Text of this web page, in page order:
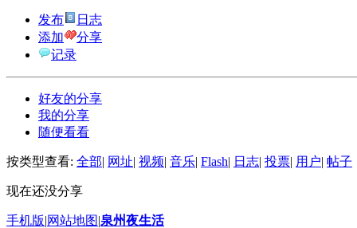
发布
日志
添加
分享
记录
好友的分享
我的分享
随便看看
按类型查看: 全部| 网址| 视频| 音乐| Flash| 日志| 投票| 用户| 帖子
现在还没分享
手机版|网站地图|泉州夜生活